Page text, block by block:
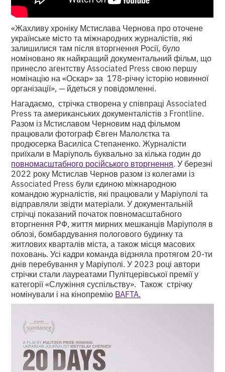
«Жахливу хроніку Мстислава Чернова про оточене
українське місто та міжнародних журналістів, які
залишилися там після вторгнення Росії, було
номіновано як найкращий документальний фільм, що
принесло агентству Associated Press свою першу
номінацію на «Оскар» за 178-річну історію новинної
організації», — йдеться у повідомленні.
Нагадаємо, стрічка створена у співпраці Associated
Press та американських документалістів з Frontline.
Разом із Мстиславом Черновим над фільмом
працювали фотограф Євген Малолєтка та
продюсерка Василіса Степаненко. Журналісти
приїхали в Маріуполь буквально за кілька годин до
повномасштабного російського вторгнення. У березні
2022 року Мстислав Чернов разом із колегами із
Associated Press були єдиною міжнародною
командою журналістів, які працювали у Маріуполі та
відправляли звідти матеріали. У документальній
стрічці показаний початок повномасштабного
вторгнення РФ, життя мирних мешканців Маріуполя в
облозі, бомбардування пологового будинку та
житлових кварталів міста, а також місця масових
поховань. Усі кадри команда відзняла протягом 20-ти
днів перебування у Маріуполі. У 2023 році автори
стрічки стали лауреатами Пулітцерівської премії у
категорії «Служіння суспільству». Також стрічку
номінували і на кінопремію BAFTA.